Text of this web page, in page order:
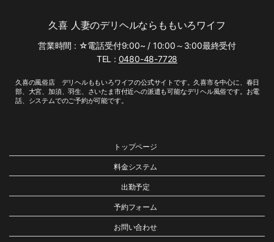
久喜 人妻のデリヘルならももいろワイフ
営業時間 : ☆電話受付9:00~ / 10:00～3:00最終受付
TEL : 0480-48-7728
久喜の風俗店 デリヘルももいろワイフの公式サイトです。久喜市を中心に、春日
部、大宮、加須、羽生、さいたま市付近への派遣も可能なデリヘル風俗です。お電
話、システムでのご予約が可能です。
トップページ
料金システム
出勤予定
予約フォーム
お問い合わせ